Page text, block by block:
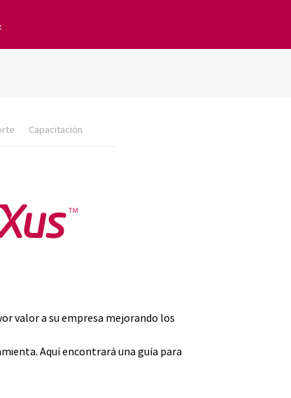
Capacitación
valor a su empresa mejorando los
Aquí encontrará una guía para